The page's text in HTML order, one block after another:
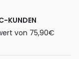
KUNDEN
von 75,90€